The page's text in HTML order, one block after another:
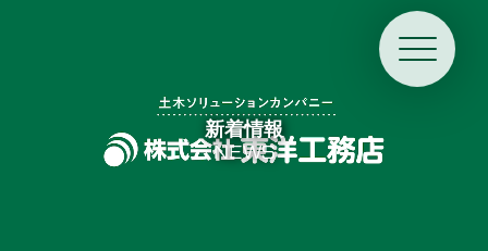
新着情報
NEWS